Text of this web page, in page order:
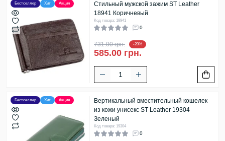
Бестселлер Хит Акция
Стильный мужской зажим ST Leather
18941 Коричневый
Код товара: 18941
0
731.00 грн. -20%
585.00 грн.
Бестселлер Хит Акция
Вертикальный вместительный кошелек
из кожи унисекс ST Leather 19304
Зеленый
Код товара: 19304
0